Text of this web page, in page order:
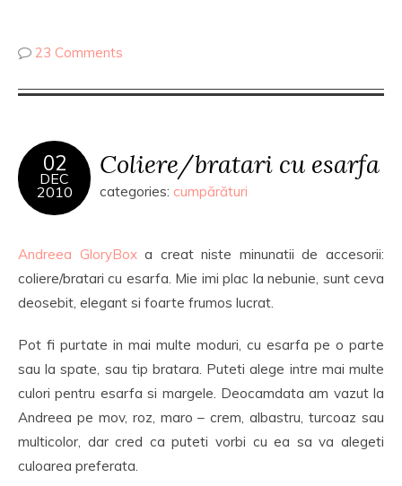
23 Comments
02
DEC
2010
Coliere/bratari cu esarfa
categories: cumpărături
Andreea GloryBoxa creat niste minunatii de accesorii:
coliere/bratari cu esarfa. Mie imi plac la nebunie, sunt ceva
deosebit, elegant si foarte frumos lucrat.
Pot fi purtate in mai multe moduri, cu esarfa pe o parte
sau la spate, sau tip bratara. Puteti alege intre mai multe
culori pentru esarfa si margele. Deocamdata am vazut la
Andreea pe mov, roz, maro – crem, albastru, turcoaz sau
multicolor, dar cred ca puteti vorbi cu ea sa va alegeti
culoarea preferata.